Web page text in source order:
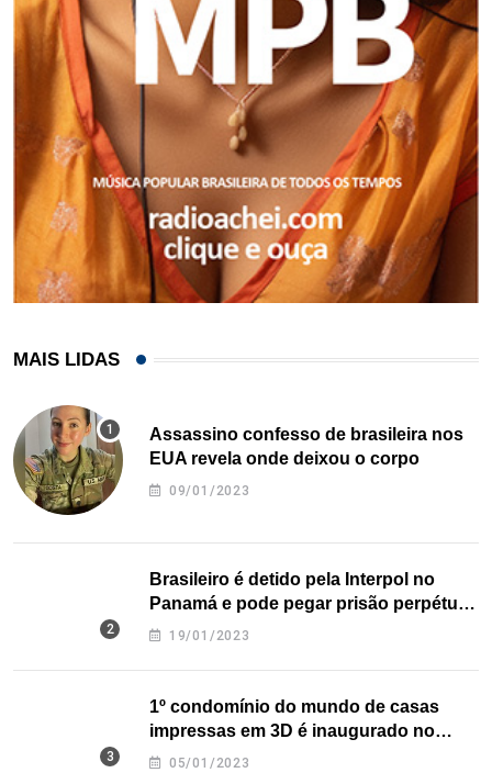
MAIS LIDAS
Assassino confesso de brasileira nos
EUA revela onde deixou o corpo
09/01/2023
Brasileiro é detido pela Interpol no
Panamá e pode pegar prisão perpétua
nos EUA
19/01/2023
1º condomínio do mundo de casas
impressas em 3D é inaugurado no
Texas
05/01/2023